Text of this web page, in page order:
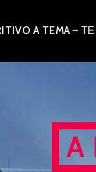
A TEMA
A